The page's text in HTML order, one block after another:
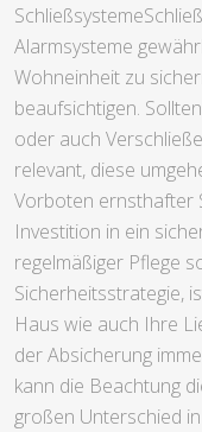
Alarmsysteme
Wohneinheit zu
beaufsichtigen.
oder auch
relevant, diese
Vorboten ernsthafter
Investition in ein
regelmäßiger Pflege
Sicherheitsstrategie,
Haus wie auch Ihre
der Absicherung
kann die Beachtung
großen Unterschied